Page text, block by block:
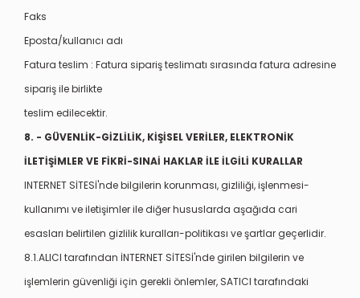
Faks
Eposta/kullanıcı adı
Fatura teslim : Fatura sipariş teslimatı sırasında fatura adresine
sipariş ile birlikte
teslim edilecektir.
8. - GÜVENLİK-GİZLİLİK, KİŞİSEL VERİLER, ELEKTRONİK
İLETİŞİMLER VE FİKRİ-SINAİ HAKLAR İLE İLGİLİ KURALLAR
INTERNET SİTESİ'nde bilgilerin korunması, gizliliği, işlenmesi-
kullanımı ve iletişimler ile diğer hususlarda aşağıda cari
esasları belirtilen gizlilik kuralları-politikası ve şartlar geçerlidir.
8.1.ALICI tarafından İNTERNET SİTESİ'nde girilen bilgilerin ve
işlemlerin güvenliği için gerekli önlemler, SATICI tarafındaki